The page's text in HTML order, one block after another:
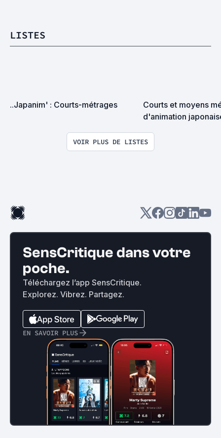
LISTES
..Japanim' : Courts-métrages
Courts et moyens
d'animation
VOIR PLUS DE LISTES
SensCritique dans votre
poche.
Téléchargez l’app SensCritique.
Explorez. Vibrez. Partagez.
EN SAVOIR PLUS